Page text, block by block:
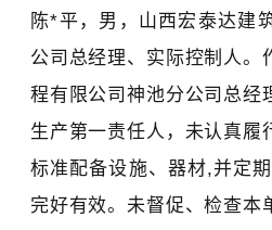
陈*平，男， 山西宏泰达建
公司总经理、 实际控制人。
程有限公司神池分公司总经
生产第一责任人，未认真履
标准配备设施、器材,并定
完好有效。未督促、检查本